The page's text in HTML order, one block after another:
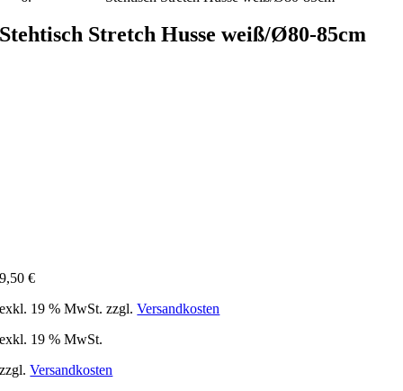
Stehtisch Stretch Husse weiß/Ø80-85cm
9,50€
exkl. 19 % MwSt. zzgl.Versandkosten
exkl. 19 % MwSt.
zzgl.Versandkosten